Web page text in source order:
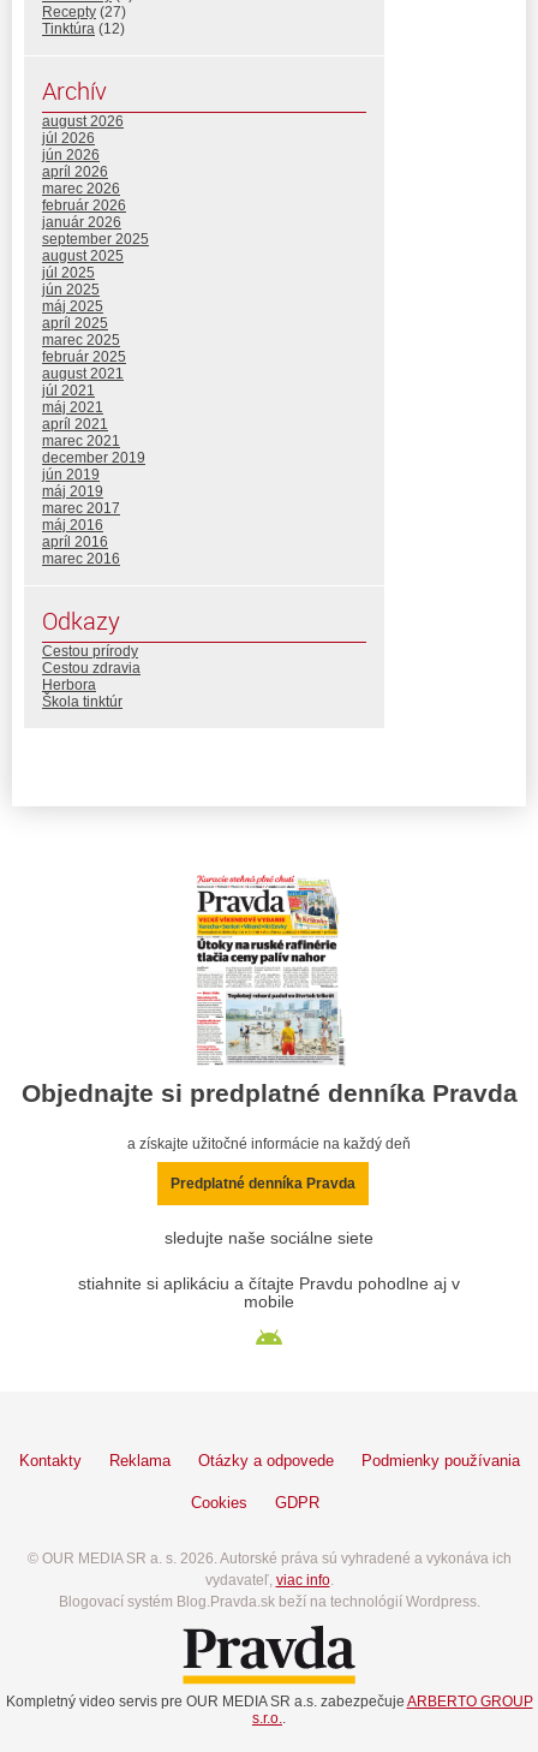
Recepty (27)
Tinktúra (12)
Archív
august 2026
júl 2026
jún 2026
apríl 2026
marec 2026
február 2026
január 2026
september 2025
august 2025
júl 2025
jún 2025
máj 2025
apríl 2025
marec 2025
február 2025
august 2021
júl 2021
máj 2021
apríl 2021
marec 2021
december 2019
jún 2019
máj 2019
marec 2017
máj 2016
apríl 2016
marec 2016
Odkazy
Cestou prírody
Cestou zdravia
Herbora
Škola tinktúr
Objednajte si predplatné denníka Pravda
a získajte užitočné informácie na každý deň
Predplatné denníka Pravda
sledujte naše sociálne siete
stiahnite si aplikáciu a čítajte Pravdu pohodlne aj v
mobile
Kontakty Reklama Otázky a odpovede Podmienky používania
Cookies GDPR
© OUR MEDIA SR a. s. 2026. Autorské práva sú vyhradené a vykonáva ich
vydavateľ, viac info.
Blogovací systém Blog.Pravda.sk beží na technológií Wordpress.
Kompletný video servis pre OUR MEDIA SR a.s. zabezpečuje ARBERTO GROUP
s.r.o.